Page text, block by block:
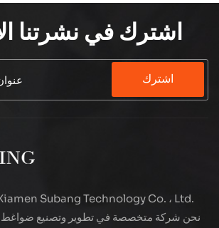
اشترك في نشرتنا
اشترك
نحن شركة متخصصة في تطوير وتصنيع ضواغط